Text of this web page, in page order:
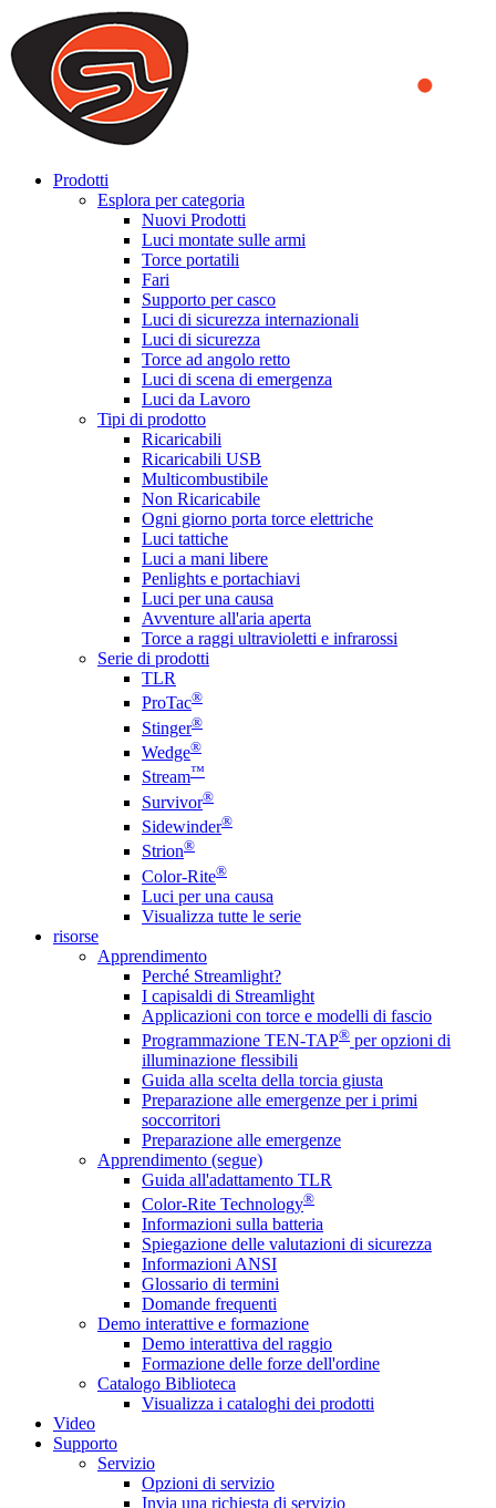
We use cookies to ensure that we provide you the best experience
on our website. By continuing to browse this website, you accept
that cookies are used to help us analyze how the website is used and
to offer you a better experience. To learn more or to find out how
you can disable cookies, you can access our
Prodotti
Esplora per categoria
Nuovi Prodotti
Luci montate sulle armi
Torce portatili
Fari
Supporto per casco
Luci di sicurezza internazionali
Luci di sicurezza
Torce ad angolo retto
Luci di scena di emergenza
Luci da Lavoro
Tipi di prodotto
Ricaricabili
Ricaricabili USB
Multicombustibile
Non Ricaricabile
Ogni giorno porta torce elettriche
Luci tattiche
Luci a mani libere
Penlights e portachiavi
Luci per una causa
Avventure all'aria aperta
Torce a raggi ultravioletti e infrarossi
Serie di prodotti
TLR
ProTac®
Stinger®
Wedge®
Stream™
Survivor®
Sidewinder®
Strion®
Color-Rite®
Luci per una causa
Visualizza tutte le serie
risorse
Apprendimento
Perché Streamlight?
I capisaldi di Streamlight
Applicazioni con torce e modelli di fascio
Programmazione TEN-TAP® per opzioni di
illuminazione flessibili
Guida alla scelta della torcia giusta
Preparazione alle emergenze per i primi
soccorritori
Preparazione alle emergenze
Apprendimento (segue)
Guida all'adattamento TLR
Color-Rite Technology®
Informazioni sulla batteria
Spiegazione delle valutazioni di sicurezza
Informazioni ANSI
Glossario di termini
Domande frequenti
Demo interattive e formazione
Demo interattiva del raggio
Formazione delle forze dell'ordine
Catalogo Biblioteca
Visualizza i cataloghi dei prodotti
Video
Supporto
Servizio
Opzioni di servizio
Invia una richiesta di servizio